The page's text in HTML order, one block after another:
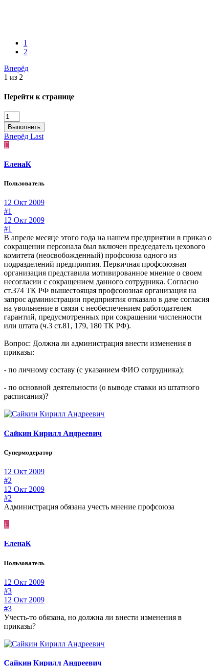
1
2
Вперёд
1 из 2
Перейти к странице
Выполнить
Вперёд Last
Е
ЕленаК
Пользователь
12 Окт 2009
#1
12 Окт 2009
#1
В апреле месяце этого года на нашем предприятии в приказ о
сокращении персонала был включен председатель цехового
комитета (неосвобожденный) профсоюза одного из
подразделений предприятия. Первичная профсоюзная
организация представила мотивированное мнение о своем
несогласии с сокращением данного сотрудника. Согласно
ст.374 ТК РФ вышестоящая профсоюзная организация на
запрос администрации предприятия отказало в даче согласия
на увольнение в связи с необеспечением работодателем
гарантий, предусмотренных при сокращении численности
или штата (ч.3 ст.81, 179, 180 ТК РФ).
Вопрос: Должна ли администрация внести изменения в
приказы:
- по личному составу (с указанием ФИО сотрудника);
- по основной деятельности (о выводе ставки из штатного
расписания)?
Сайкин Кирилл Андреевич
Супермодератор
12 Окт 2009
#2
12 Окт 2009
#2
Администрация обязана учесть мнение профсоюза
Е
ЕленаК
Пользователь
12 Окт 2009
#3
12 Окт 2009
#3
Учесть-то обязана, но должна ли внести изменения в
приказы?
Сайкин Кирилл Андреевич